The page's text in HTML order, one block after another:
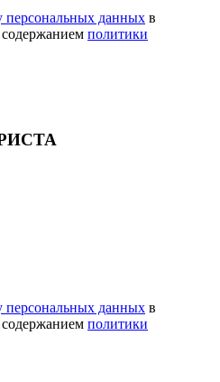
персональных данных в
содержанием политики
персональных данных в
содержанием политики